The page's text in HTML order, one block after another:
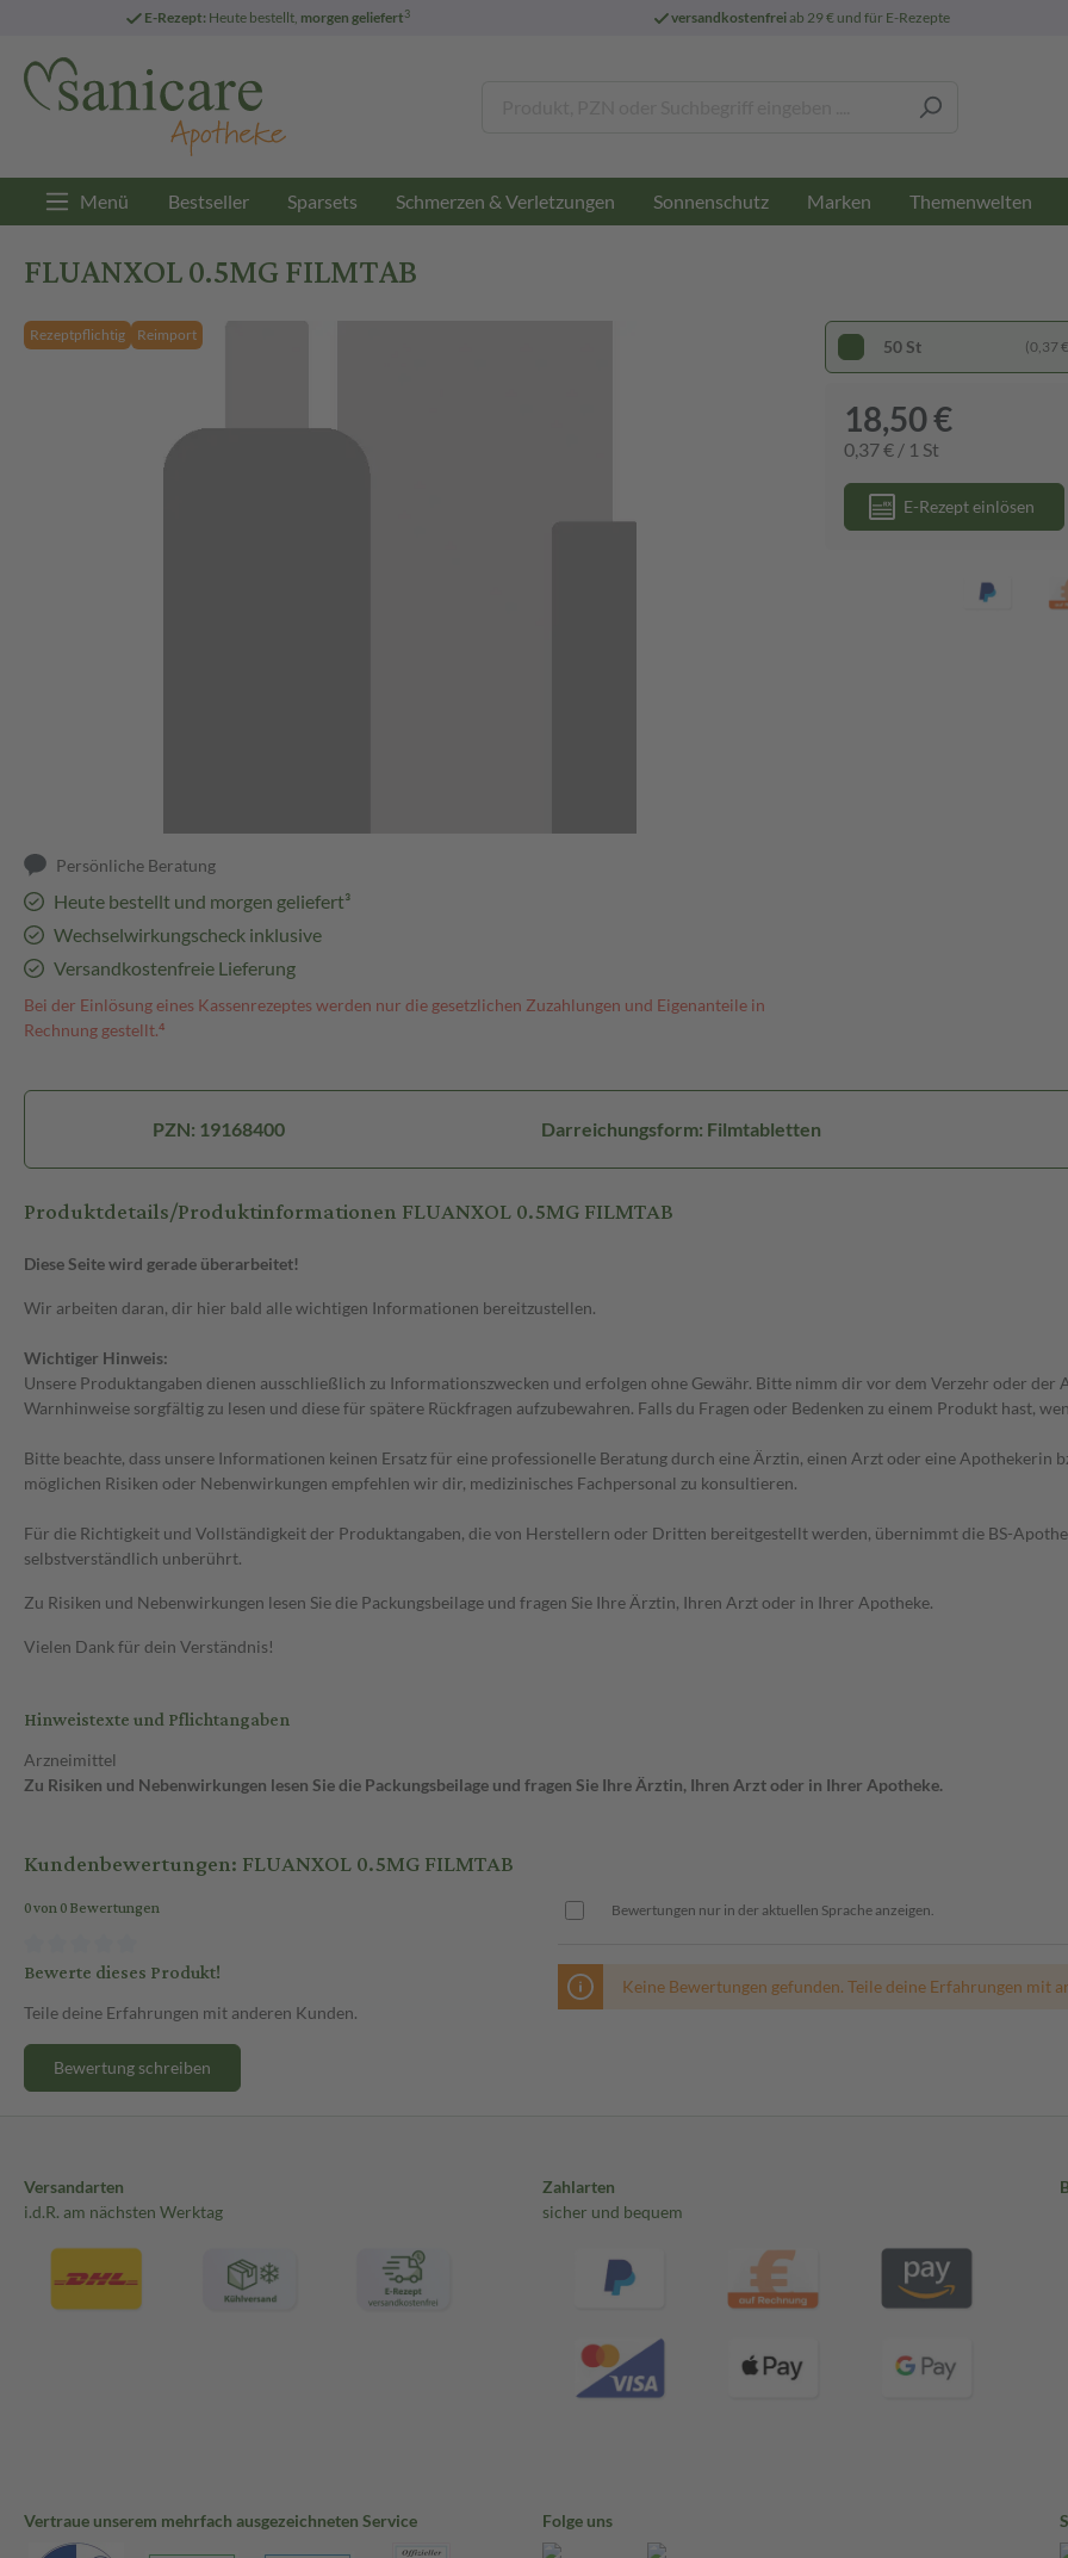
E-Rezept: Heute bestellt, morgen geliefert3 versandkostenfreiab 29 € und für E-Rezepte
Menü Bestseller Sparsets Schmerzen & Verletzungen Sonnenschutz Marken Themenwelten
FLUANXOL 0.5MG FILMTAB
Rezeptpflichtig Reimport
Persönliche Beratung
Heute bestellt und morgen geliefert³
Wechselwirkungscheck inklusive
Versandkostenfreie Lieferung
Bei der Einlösung eines Kassenrezeptes werden nur die gesetzlichen Zuzahlungen und Eigenanteile in
Rechnung gestellt.⁴
50 St (0,37
18,50 €
0,37 € / 1 St
E-Rezept einlösen
PZN: 19168400 Darreichungsform: Filmtabletten
Produktdetails/Produktinformationen FLUANXOL 0.5MG FILMTAB
Diese Seite wird gerade überarbeitet!
Wir arbeiten daran, dir hier bald alle wichtigen Informationen bereitzustellen.
Wichtiger Hinweis:
Unsere Produktangaben dienen ausschließlich zu Informationszwecken und erfolgen ohne Gewähr. Bitte nimm dir vor dem Verzehr oder
Warnhinweise sorgfältig zu lesen und diese für spätere Rückfragen aufzubewahren. Falls du Fragen oder Bedenken zu einem Produkt hast,
Bitte beachte, dass unsere Informationen keinen Ersatz für eine professionelle Beratung durch eine Ärztin, einen Arzt oder eine Apothekerin
möglichen Risiken oder Nebenwirkungen empfehlen wir dir, medizinisches Fachpersonal zu konsultieren.
Für die Richtigkeit und Vollständigkeit der Produktangaben, die von Herstellern oder Dritten bereitgestellt werden, übernimmt die BS-
selbstverständlich unberührt.
Zu Risiken und Nebenwirkungen lesen Sie die Packungsbeilage und fragen Sie Ihre Ärztin, Ihren Arzt oder in Ihrer Apotheke.
Vielen Dank für dein Verständnis!
Hinweistexte und Pflichtangaben
Arzneimittel
Zu Risiken und Nebenwirkungen lesen Sie die Packungsbeilage und fragen Sie Ihre Ärztin, Ihren Arzt oder in Ihrer Apotheke.
Kundenbewertungen: FLUANXOL 0.5MG FILMTAB
0 von 0 Bewertungen
Bewerte dieses Produkt!
Teile deine Erfahrungen mit anderen Kunden.
Bewertung schreiben
Bewertungen nur in der aktuellen Sprache anzeigen.
Keine Bewertungen gefunden. Teile deine Erfahrungen mit
Versandarten
i.d.R. am nächsten Werktag
Zahlarten
sicher und bequem
Vertraue unserem mehrfach ausgezeichneten Service Folge uns